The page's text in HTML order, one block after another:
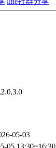
05-03